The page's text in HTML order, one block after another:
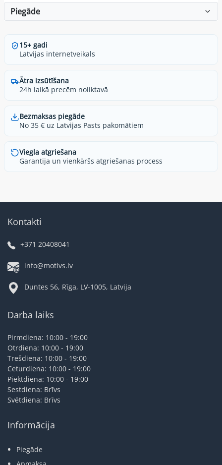
Piegāde
15+ gadi
Latvijas internetveikals
Ātra izsūtīšana
24h laikā precēm noliktavā
Bezmaksas piegāde
No 35 € uz Latvijas Pasts pakomātiem
Viegla atgriešana
Garantija un vienkāršs atgriešanas process
Kontakti
+371 20408041
info@motivs.lv
Duntes 56, Rīga, LV-1005, Latvija
Darba laiks
Pirmdiena: 10:00 - 19:00
Otrdiena: 10:00 - 19:00
Trešdiena: 10:00 - 19:00
Ceturdiena: 10:00 - 19:00
Piektdiena: 10:00 - 19:00
Sestdiena: Brīvs
Svētdiena: Brīvs
Informācija
Piegāde